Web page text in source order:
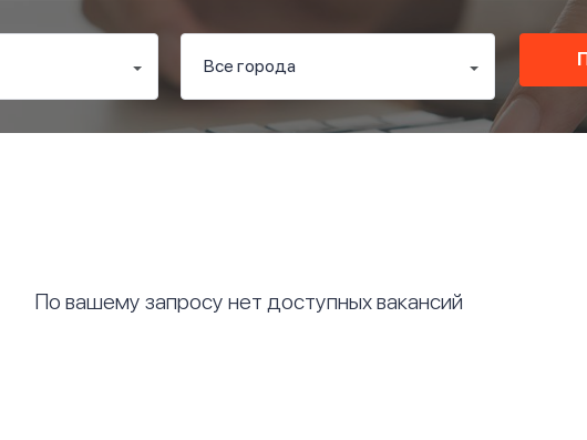
По вашему запросу нет доступных вакансий